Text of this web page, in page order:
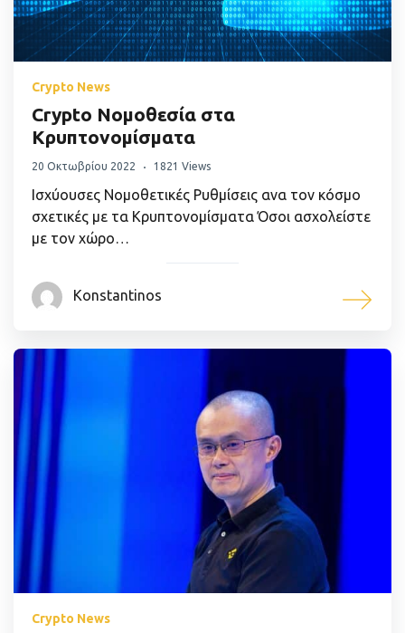
Crypto News
Crypto Νομοθεσία στα
Κρυπτονομίσματα
20 Οκτωβρίου 2022 1821 Views
Ισχύουσες Νομοθετικές Ρυθμίσεις ανα τον κόσμο
σχετικές με τα Κρυπτονομίσματα Όσοι ασχολείστε
με τον χώρο…
Konstantinos
Crypto News